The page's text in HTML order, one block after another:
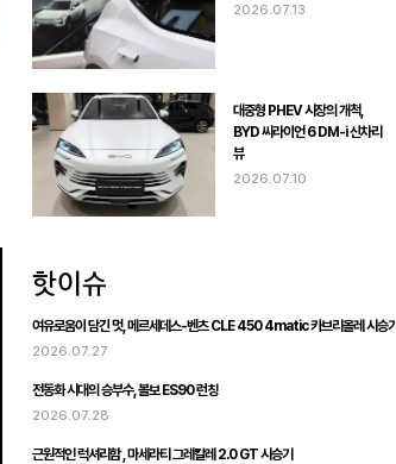
2026.07.13
대중형 PHEV 시장의 개척,
BYD 씨라이언 6 DM-i 신차리
뷰
2026.07.10
여유로움이 담긴 멋, 메르세데스-벤츠 CLE 450 4matic 카브리올레 시승기
2026.07.27
전동화 시대의 승부수, 볼보 ES90 런칭
2026.07.28
근원적인 럭셔리함 , 마세라티 그레칼레 2.0 GT 시승기